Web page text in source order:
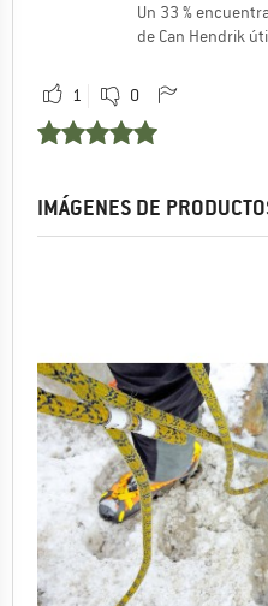
Un 33 %
de Can Hendrik
1 0
IMÁGENES DE